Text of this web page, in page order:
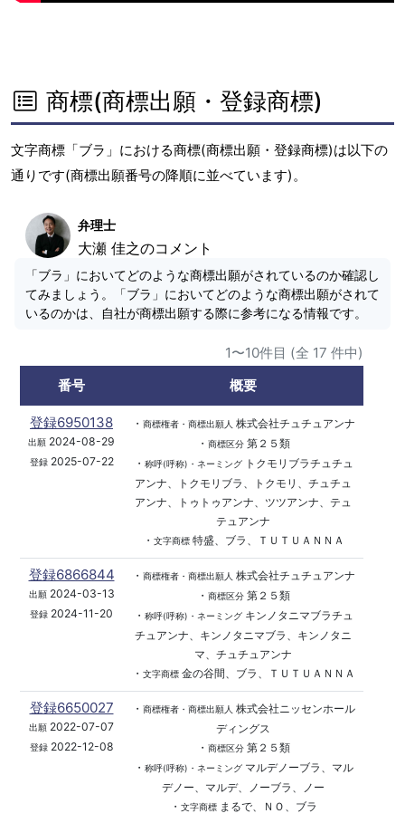
商標(商標出願・登録商標)
文字商標「ブラ」における商標(商標出願・登録商標)は以下の
通りです(商標出願番号の降順に並べています)。
弁理士
大瀬 佳之のコメント
「ブラ」においてどのような商標出願がされているのか確認し
てみましょう。「ブラ」においてどのような商標出願がされて
いるのかは、自社が商標出願する際に参考になる情報です。
1〜10件目 (全 17 件中)
番号
概要
登録6950138
出願 2024-08-29
登録2025-07-22
・ 商標権者・商標出願人 株式会社チュチュアンナ
・ 商標区分第２５類
・ 称呼(呼称)・ネーミングトクモリブラチュチュ
アンナ、トクモリブラ、トクモリ、チュチュ
アンナ、トゥトゥアンナ、ツツアンナ、テュ
テュアンナ
・ 文字商標特盛、ブラ、ＴＵＴＵＡＮＮＡ
登録6866844
出願2024-03-13
登録 2024-11-20
・ 商標権者・商標出願人 株式会社チュチュアンナ
・ 商標区分第２５類
・ 称呼(呼称)・ネーミングキンノタニマブラチュ
チュアンナ、キンノタニマブラ、キンノタニ
マ、チュチュアンナ
・ 文字商標金の谷間、ブラ、ＴＵＴＵＡＮＮＡ
登録6650027
出願 2022-07-07
登録2022-12-08
・ 商標権者・商標出願人 株式会社ニッセンホール
ディングス
・ 商標区分第２５類
・ 称呼(呼称)・ネーミングマルデノーブラ、マル
デノー、マルデ、ノーブラ、ノー
・ 文字商標まるで、ＮＯ、ブラ